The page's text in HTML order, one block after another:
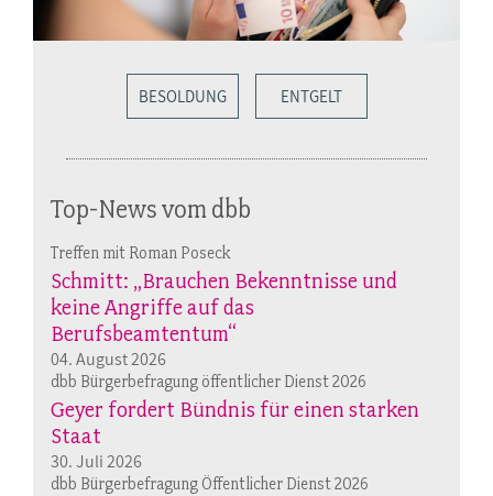
BESOLDUNG ENTGELT
Top-News vom dbb
Treffen mit Roman Poseck
Schmitt: „Brauchen Bekenntnisse und
keine Angriffe auf das
Berufsbeamtentum“
04. August 2026
dbb Bürgerbefragung öffentlicher Dienst 2026
Geyer fordert Bündnis für einen starken
Staat
30. Juli 2026
dbb Bürgerbefragung Öffentlicher Dienst 2026